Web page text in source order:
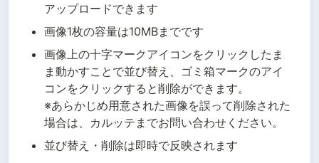
アップロードできます
画像1枚の容量は10MBまでです
画像上の十字マークアイコンをクリックしたま
ま動かすことで並び替え、ゴミ箱マークのアイ
コンをクリックすると削除ができます。
※あらかじめ用意された画像を誤って削除された
場合は、カルッテまでお問い合わせください。
並び替え・削除は即時で反映されます